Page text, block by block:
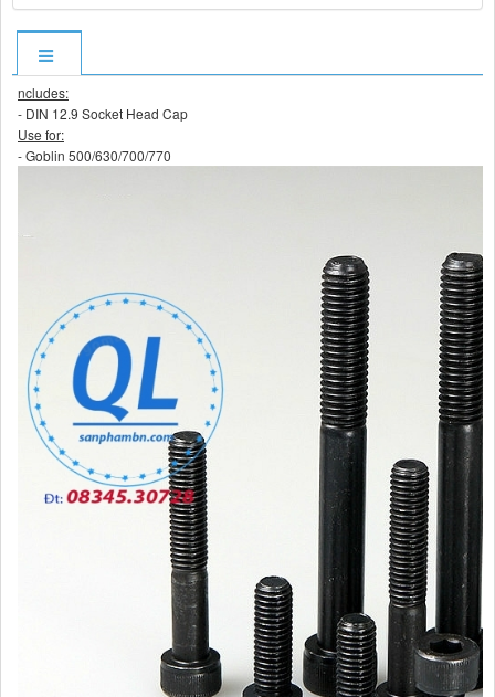
ncludes:
- DIN 12.9 Socket Head Cap
Use for:
- Goblin 500/630/700/770